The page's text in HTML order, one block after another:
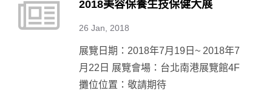
2018美容保養生技保健大展
26 Jan, 2018
展覽日期：2018年7月19日~ 2018年7
月22日 展覽會場：台北南港展覽館4F
攤位位置：敬請期待